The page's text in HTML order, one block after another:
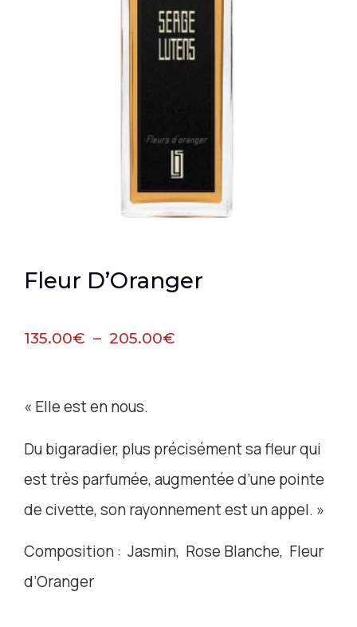
Fleur D’Oranger
135.00€ – 205.00€
« Elle est en nous.
Du bigaradier, plus précisément sa fleur qui
est très parfumée, augmentée d’une pointe
de civette, son rayonnement est un appel. »
Composition : Jasmin, Rose Blanche, Fleur
d’Oranger